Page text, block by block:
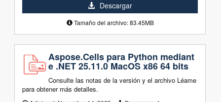
Descargar
Tamaño del archivo: 83.45MB
Aspose.Cells para Python mediant
e .NET 25.11.0 MacOS x86 64 bits
Consulte las notas de la versión y el archivo Léame
para obtener más detalles.